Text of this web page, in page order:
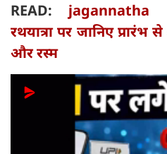
READ: jagannatha
रथयात्रा पर जानिए
और रस्म